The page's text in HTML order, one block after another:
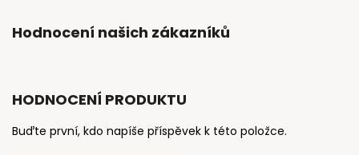
Hodnocení našich zákazníků
HODNOCENÍ PRODUKTU
Buďte první, kdo napíše příspěvek k této položce.